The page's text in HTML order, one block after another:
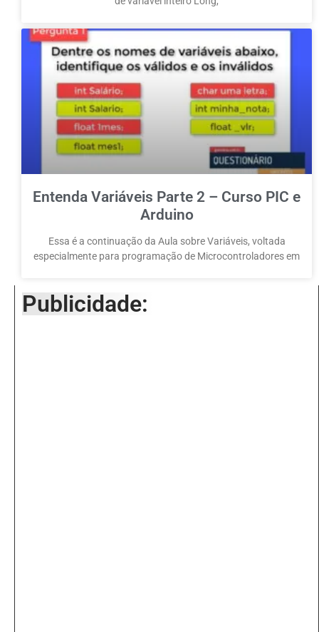
Entenda Variáveis Parte 2 – Curso PIC e
Arduino
Essa é a continuação da Aula sobre Variáveis, voltada
especialmente para programação de Microcontroladores em
Publicidade: